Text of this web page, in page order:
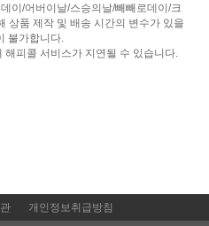
이/어버이날/스승의날/빼빼로데이/크
상품 제작 및 배송 시간의 변수가 있을
불가합니다.
해피콜 서비스가 지연될 수 있습니다.
개인정보취급방침